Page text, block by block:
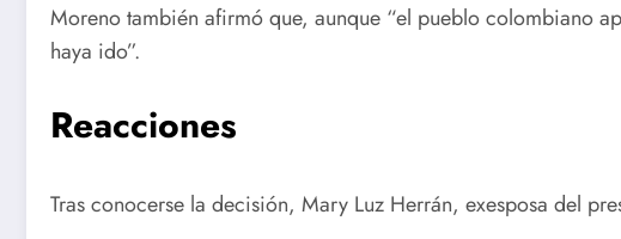
Moreno también afirmó que, aunque “el pueblo colombiano
haya ido”.
Reacciones
Tras conocerse la decisión, Mary Luz Herrán, exesposa del